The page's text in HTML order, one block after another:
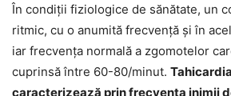
În condiții fiziologice de sănătate, un
ritmic, cu o anumită frecvență și în
iar frecvența normală a zgomotelor
cuprinsă între 60-80/minut.
caracterizează prin frecvența inimii